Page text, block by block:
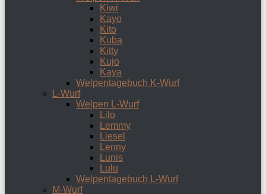
Kiwi
Kayo
Kito
Kuba
Kitty
Kujo
Kaya
Welpentagebuch K-Wurf
L-Wurf
Welpen L-Wurf
Lilo
Lemmy
Liesel
Lenny
Lunis
Lulu
Welpentagebuch L-Wurf
M-Wurf